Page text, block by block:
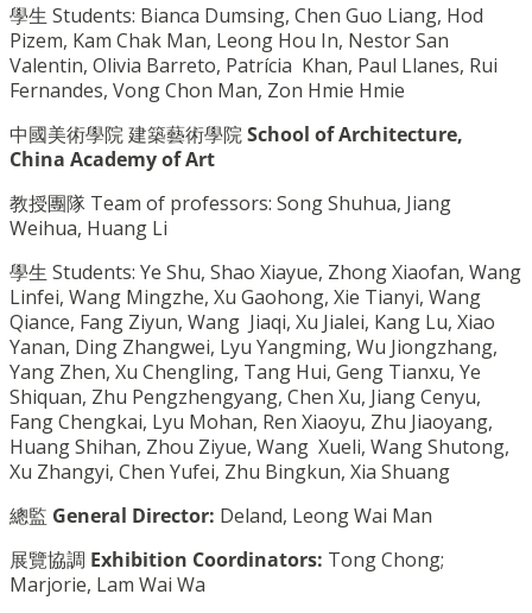
學生 Students: Bianca Dumsing, Chen Guo Liang, Hod
Pizem, Kam Chak Man, Leong Hou In, Nestor San
Valentin, Olivia Barreto, Patrícia Khan, Paul Llanes, Rui
Fernandes, Vong Chon Man, Zon Hmie Hmie
中國美術學院 建築藝術學院School of Architecture,
China Academy of Art
教授團隊 Team of professors: Song Shuhua, Jiang
Weihua, Huang Li
學生 Students: Ye Shu, Shao Xiayue, Zhong Xiaofan, Wang
Linfei, Wang Mingzhe, Xu Gaohong, Xie Tianyi, Wang
Qiance, Fang Ziyun, Wang Jiaqi, Xu Jialei, Kang Lu, Xiao
Yanan, Ding Zhangwei, Lyu Yangming, Wu Jiongzhang,
Yang Zhen, Xu Chengling, Tang Hui, Geng Tianxu, Ye
Shiquan, Zhu Pengzhengyang, Chen Xu, Jiang Cenyu,
Fang Chengkai, Lyu Mohan, Ren Xiaoyu, Zhu Jiaoyang,
Huang Shihan, Zhou Ziyue, Wang Xueli, Wang Shutong,
Xu Zhangyi, Chen Yufei, Zhu Bingkun, Xia Shuang
總監 General Director: Deland, Leong Wai Man
展覽協調 Exhibition Coordinators: Tong Chong;
Marjorie, Lam Wai Wa